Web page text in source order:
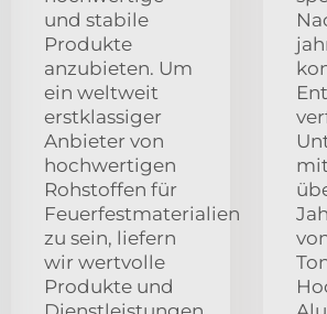
und stabile
Produkte
anzubieten. Um
ein weltweit
erstklassiger
Anbieter von
hochwertigen
Rohstoffen für
Feuerfestmaterialien
zu sein, liefern
wir wertvolle
Produkte und